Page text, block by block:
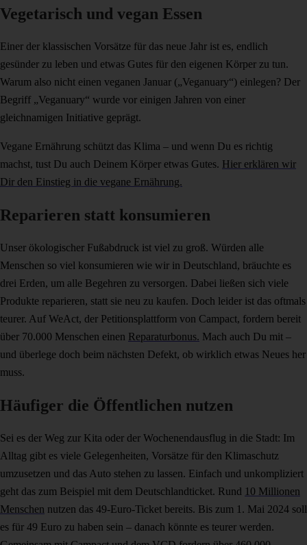
Vegetarisch und vegan Essen
Einer der klassischen Vorsätze für das neue Jahr ist es, endlich
gesünder zu leben und etwas Gutes für den eigenen Körper zu tun.
Warum also nicht einen veganen Januar („Veganuary“) einlegen? Der
Begriff „Veganuary“ wurde vor einigen Jahren von einer
gleichnamigen Initiative geprägt.
Vegane Ernährung schützt das Klima – und wenn Du es richtig
machst, tust Du auch Deinem Körper etwas Gutes. Hier erklären wir
Dir den Einstieg in die vegane Ernährung.
Reparieren statt konsumieren
Unser ökologischer Fußabdruck ist viel zu groß. Würden alle
Menschen so viel konsumieren wie wir in Deutschland, bräuchte es
drei Erden, um alle Begehren zu versorgen. Dabei ließen sich viele
Produkte reparieren, statt sie neu zu kaufen. Doch leider ist das oftmals
teurer. Auf WeAct, der Petitionsplattform von Campact, fordern bereit
über 70.000 Menschen einen Reparaturbonus. Mach auch Du mit –
und überlege doch beim nächsten Defekt, ob wirklich etwas Neues her
muss.
Häufiger die Öffentlichen nutzen
Sei es der Weg zur Kita oder der Wochenendausflug in die Stadt: Im
Alltag gibt es viele Gelegenheiten, Vorsätze für den Klimaschutz
umzusetzen und das Auto stehen zu lassen. Einfach und unkompliziert
geht das zum Beispiel mit dem Deutschlandticket. Rund 10 Millionen
Menschen nutzen das 49-Euro-Ticket bereits. Bis zum 1. Mai 2024 soll
es für 49 Euro zu haben sein – danach könnte es teurer werden.